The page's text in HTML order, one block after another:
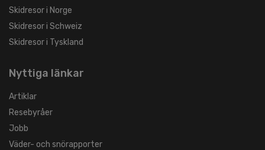
Skidresor i Norge
Skidresor i Schweiz
Skidresor i Tyskland
Nyttiga länkar
Artiklar
Resebyråer
Jobb
Väder- och snörapporter